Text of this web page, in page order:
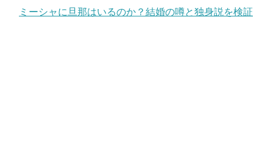
ミーシャに旦那はいるのか？結婚の噂と独身説を検証